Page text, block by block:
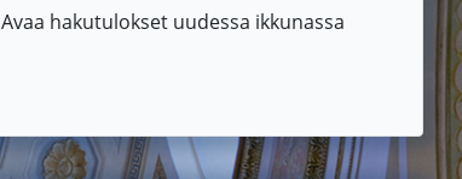
Avaa hakutulokset uudessa ikkunassa